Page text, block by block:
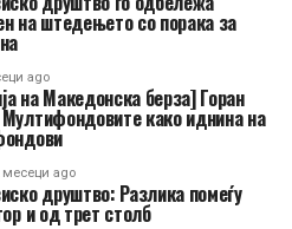
на штедењето со порака за
ago
на Македонска берза] Горан
како иднина на
месеци ago
друштво: Разлика помеѓу
и од трет столб